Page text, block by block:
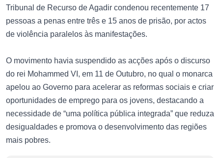
Tribunal de Recurso de Agadir condenou recentemente 17
pessoas a penas entre três e 15 anos de prisão, por actos
de violência paralelos às manifestações.
O movimento havia suspendido as acções após o discurso
do rei Mohammed VI, em 11 de Outubro, no qual o monarca
apelou ao Governo para acelerar as reformas sociais e criar
oportunidades de emprego para os jovens, destacando a
necessidade de “uma política pública integrada” que reduza
desigualdades e promova o desenvolvimento das regiões
mais pobres.